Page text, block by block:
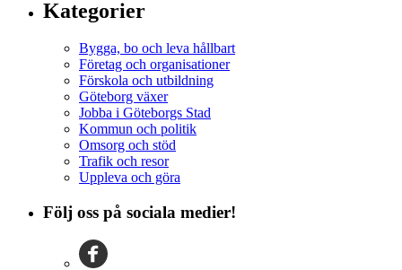
Kategorier
Bygga, bo och leva hållbart
Företag och organisationer
Förskola och utbildning
Göteborg växer
Jobba i Göteborgs Stad
Kommun och politik
Omsorg och stöd
Trafik och resor
Uppleva och göra
Följ oss på sociala medier!